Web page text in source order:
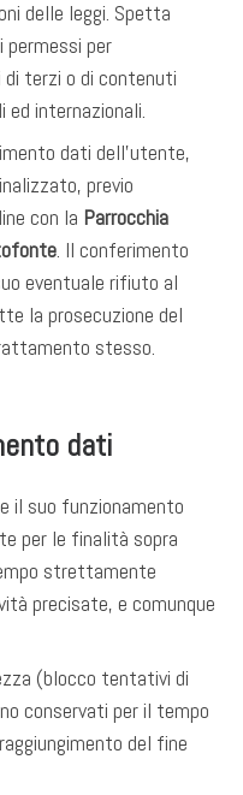
delle leggi. Spetta
permessi per
di terzi o di contenuti
internazionali.
dati dell’utente,
previo
con la Parrocchia
. Il conferimento
eventuale rifiuto al
la prosecuzione del
stesso.
dati
il suo funzionamento
per le finalità sopra
strettamente
precisate, e comunque
(blocco tentativi di
conservati per il tempo
del fine